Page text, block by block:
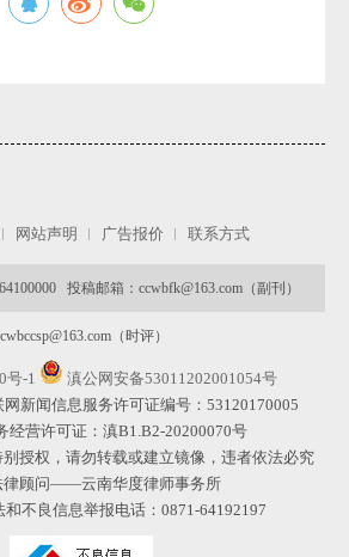
网站声明 广告报价 联系方式
投稿邮箱：ccwbfk@163.com（副刊）
（时评）
号-1
滇公网安备53011202001054号
新闻信息服务许可证编号：53120170005
经营许可证：滇B1.B2-20200070号
授权，请勿转载或建立镜像，违者依法必究
律顾问——云南华度律师事务所
不良信息举报电话：0871-64192197